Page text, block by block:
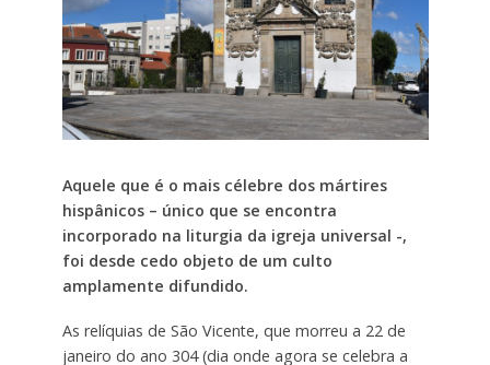
Aquele que é o mais célebre dos mártires
hispânicos – único que se encontra
incorporado na liturgia da igreja universal -,
foi desde cedo objeto de um culto
amplamente difundido.
As relíquias de São Vicente, que morreu a 22 de
janeiro do ano 304 (dia onde agora se celebra a